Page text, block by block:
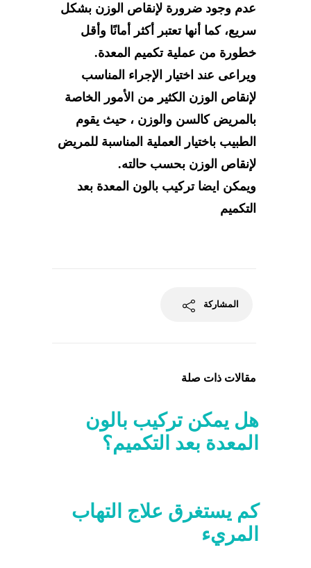
عدم وجود ضرورة لإنقاص الوزن بشكل
سريع، كما أنها تعتبر أكثر أمانًا وأقل
خطورة من عملية تكميم المعدة.
ويراعى عند اختيار الإجراء المناسب
لإنقاص الوزن الكثير من الأمور الخاصة
بالمريض كالسن والوزن ، حيث يقوم
الطبيب باختيار العملية المناسبة للمريض
لإنقاص الوزن بحسب حالته.
ويمكن ايضا تركيب بالون المعدة بعد
التكميم
المشاركة
مقالات ذات صلة
هل يمكن تركيب بالون
المعدة بعد التكميم؟
كم يستغرق علاج التهاب
المريء